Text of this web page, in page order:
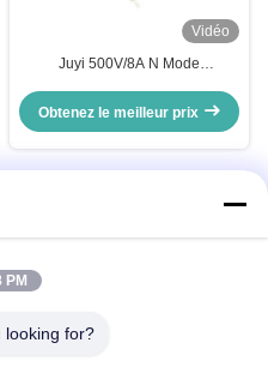
Vidéo
Juyi 500V/8A N Mode
Obtenez le meilleur prix
secteur jiading, Changhaï,
PM
looking for?